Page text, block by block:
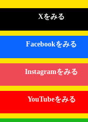
Xをみる
Facebookをみる
Instagramをみる
YouTubeをみる